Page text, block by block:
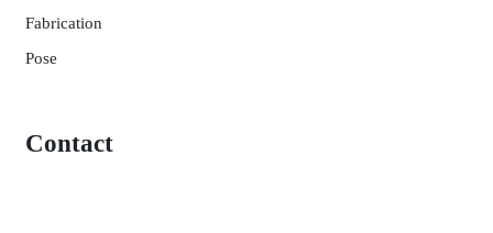
Fabrication
Pose
Contact